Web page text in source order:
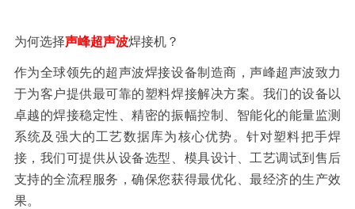
为何选择声峰超声波焊接机？
作为全球领先的超声波焊接设备制造商，声峰超声波致力
于为客户提供最可靠的塑料焊接解决方案。我们的设备以
卓越的焊接稳定性、精密的振幅控制、智能化的能量监测
系统及强大的工艺数据库为核心优势。针对塑料把手焊
接，我们可提供从设备选型、模具设计、工艺调试到售后
支持的全流程服务，确保您获得最优化、最经济的生产效
果。